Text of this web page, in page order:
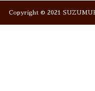
Copyright © 2021